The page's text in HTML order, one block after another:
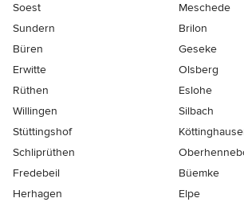
Soest
Meschede
Sundern
Brilon
Büren
Geseke
Erwitte
Olsberg
Rüthen
Eslohe
Willingen
Silbach
Stüttingshof
Schliprüthen
Fredebeil
Büemke
Herhagen
Elpe